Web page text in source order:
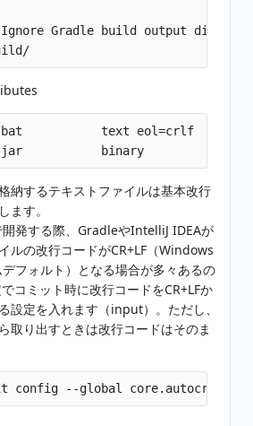
Gradle build output
text eol=crlf
納するテキストファイルは基本改行
ます。
発する際、GradleやIntelliJ IDEAが
ルの改行コードがCR+LF（Windows
フォルト）となる場合が多々あるの
コミット時に改行コードをCR+LFか
設定を入れます（input）。ただし、
取り出すときは改行コードはそのま